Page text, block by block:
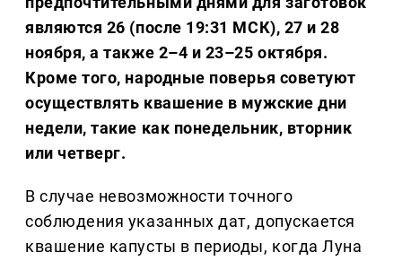
являются 26 (после 19:31 МСК), 27 и 28
ноября, а также 2–4 и 23–25 октября.
Кроме того, народные поверья советуют
осуществлять квашение в мужские дни
недели, такие как понедельник, вторник
или четверг.
В случае невозможности точного
соблюдения указанных дат, допускается
квашение капусты в периоды, когда Луна